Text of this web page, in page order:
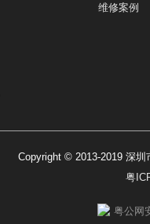
维修案例
Copyright © 2013-2019 深圳
粤
粤公网